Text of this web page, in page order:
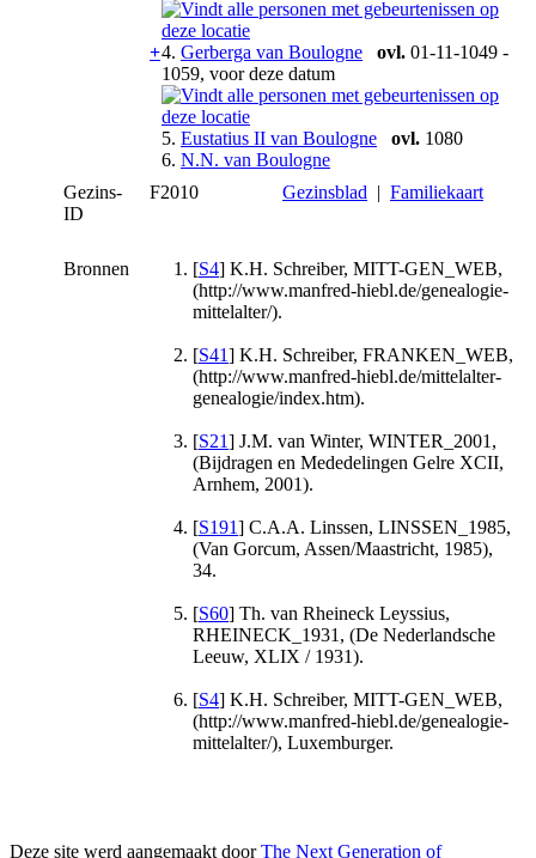
+4. Gerberga van Boulogne ovl. 01-11-1049 -
1059, voor deze datum
5. Eustatius II van Boulogne ovl. 1080
6. N.N. van Boulogne
Gezins-
ID
F2010 Gezinsblad | Familiekaart
Bronnen [S4] K.H. Schreiber, MITT-GEN_WEB,
(http://www.manfred-hiebl.de/genealogie-
mittelalter/).
[S41] K.H. Schreiber, FRANKEN_WEB,
(http://www.manfred-hiebl.de/mittelalter-
genealogie/index.htm).
[S21] J.M. van Winter, WINTER_2001,
(Bijdragen en Mededelingen Gelre XCII,
Arnhem, 2001).
[S191] C.A.A. Linssen, LINSSEN_1985,
(Van Gorcum, Assen/Maastricht, 1985),
34.
[S60] Th. van Rheineck Leyssius,
RHEINECK_1931, (De Nederlandsche
Leeuw, XLIX / 1931).
[S4] K.H. Schreiber, MITT-GEN_WEB,
(http://www.manfred-hiebl.de/genealogie-
mittelalter/), Luxemburger.
Deze site werd aangemaakt doorThe Next Generation of